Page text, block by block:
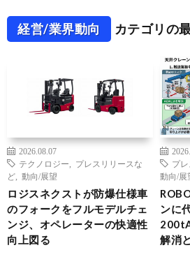
経営/業界動向 カテゴリの
2026.08.07
テクノロジー
プレスリリースな
ど
動向/展望
ロジスネクストが防爆仕様車
のフォークをフルモデルチェ
ンジ、オペレーターの快適性
向上図る
プ
動向/展
ンに
解消